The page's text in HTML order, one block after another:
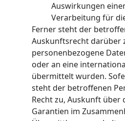
Auswirkungen
Verarbeitung für
Ferner steht der
Auskunftsrecht darüber
personenbezogene
oder an eine
übermittelt wurden.
steht der betroffenen
Recht zu, Auskunft über
Garantien im